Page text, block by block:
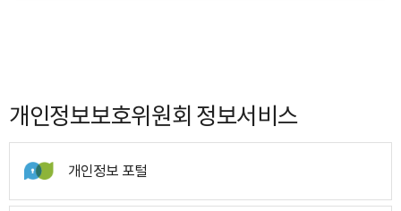
개인정보보호위원회 정보서비스
개인정보 포털